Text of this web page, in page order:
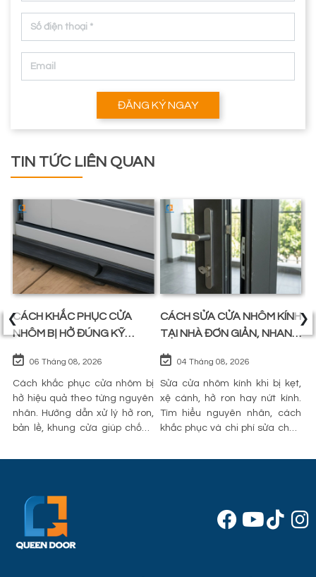
ĐĂNG KÝ NGAY
TIN TỨC LIÊN QUAN
CÁCH KHẮC PHỤC CỬA
NHÔM BỊ HỞ ĐÚNG KỸ
06 Tháng 08, 2026
Cách khắc phục cửa nhôm bị
hở hiệu quả theo từng nguyên
nhân. Hướng dẫn xử lý hở ron,
bản lề, khung cửa giúp chống
CÁCH SỬA CỬA NHÔM KÍNH
TẠI NHÀ ĐƠN GIẢN, NHANH
04 Tháng 08, 2026
Sửa cửa nhôm kính khi bị kẹt,
xệ cánh, hở ron hay nứt kính.
Tìm hiểu nguyên nhân, cách
khắc phục và chi phí sửa chữa
‹ ›